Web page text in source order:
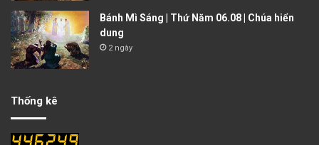
Bánh Mì Sáng | Thứ Năm 06.08 | Chúa hiển
dung
2 ngày
Thống kê